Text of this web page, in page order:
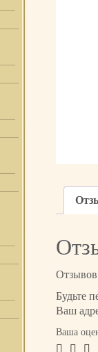
Отзывов
Будьте
Ваш
Ваша